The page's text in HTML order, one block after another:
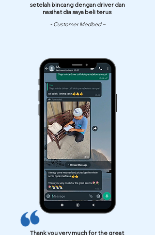
setelah bincang dengan driver dan
nasihat dia saya beli terus
~ Customer Medbed ~
Thank you very much for the great